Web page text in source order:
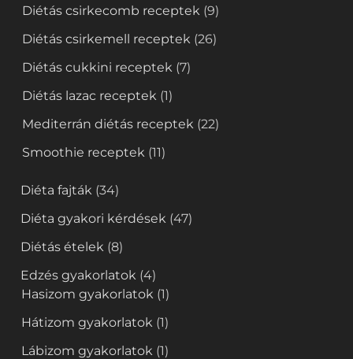
Diétás csirkecomb receptek (9)
Diétás csirkemell receptek (26)
Diétás cukkini receptek (7)
Diétás lazac receptek (1)
Mediterrán diétás receptek (22)
Smoothie receptek (11)
Diéta fajták (34)
Diéta gyakori kérdések (47)
Diétás ételek (8)
Edzés gyakorlatok (4)
Hasizom gyakorlatok (1)
Hátizom gyakorlatok (1)
Lábizom gyakorlatok (1)